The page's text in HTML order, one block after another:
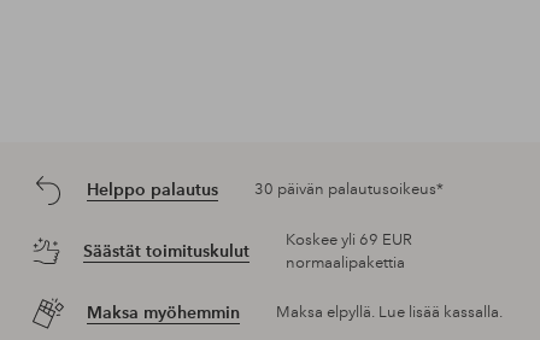
Helppo palautus 30 päivän palautusoikeus*
Säästät toimituskulut
Koskee yli 69 EUR
normaalipakettia
Maksa myöhemmin Maksa elpyllä. Lue lisää kassalla.